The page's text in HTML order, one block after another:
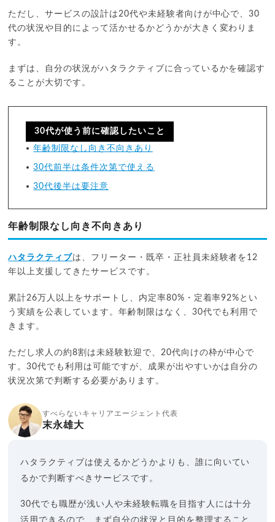
ただし、サービスの設計は20代や未経験者向けが中心で、30
代の状況や目的によって活かせるかどうかが大きく変わりま
す。
まずは、自分の状況がハタラクティブに合っているかを確認す
ることが大切です。
30代が使う前に確認したいこと
年齢制限なし向き不向きあり
30代前半は条件次第で使える
30代後半は要注意
年齢制限なし向き不向きあり
ハタラクティブは、フリーター・既卒・正社員未経験者を12
年以上支援してきたサービスです。
累計26万人以上をサポートし、内定率80%・定着率92%とい
う実績を公表しています。年齢制限はなく、30代でも利用で
きます。
ただし求人の約8割は未経験歓迎で、20代向けの枠が中心で
す。30代でも利用は可能ですが、成果が出やすいかは自分の
状況次第で判断する必要があります。
すべらないキャリアエージェント代表
末永雄大
ハタラクティブは使えるかどうかよりも、誰に向いてい
るかで判断すべきサービスです。
30代でも職歴が浅い人や未経験転職を目指す人には十分
活用できるので、まず自分の状況と目的を整理すること